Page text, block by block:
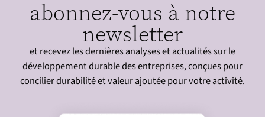
abonnez-vous à notre
newsletter
et recevez les dernières analyses et actualités sur le
développement durable des entreprises, conçues pour
concilier durabilité et valeur ajoutée pour votre activité.